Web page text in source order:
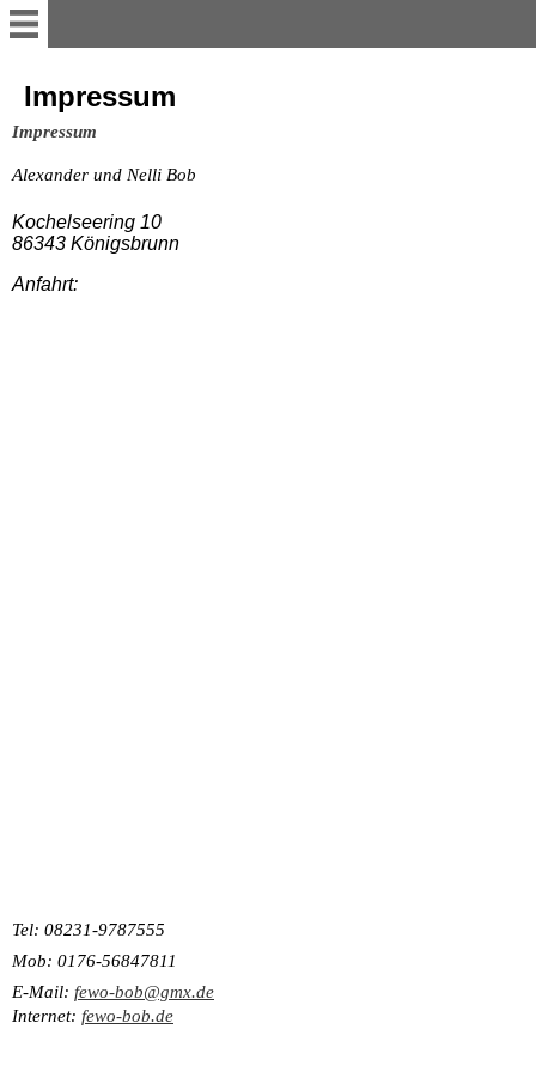
Willkommen
Appartement
Impressum
Impressum
Impressum
Alexander und Nelli Bob
Kochelseering 10
86343 Königsbrunn
Anfahrt:
Tel: 08231-9787555
Mob: 0176-56847811
E-Mail: fewo-bob@gmx.de
Internet: fewo-bob.de